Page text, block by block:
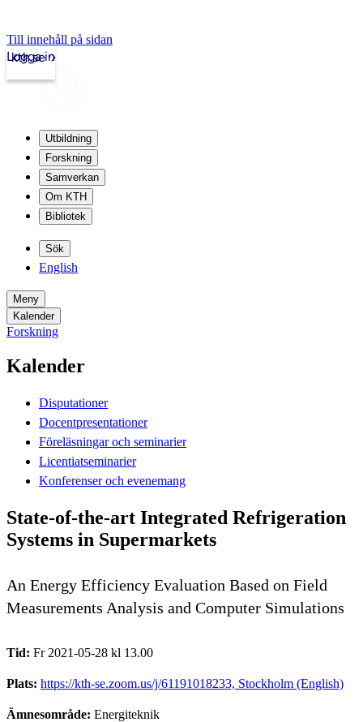
Till innehåll på sidan
kth.se
Logga in
Utbildning
Forskning
Samverkan
Om KTH
Bibliotek
Sök
English
Meny
Kalender
Forskning
Kalender
Disputationer
Docentpresentationer
Föreläsningar och seminarier
Licentiatseminarier
Konferenser och evenemang
State-of-the-art Integrated Refrigeration
Systems in Supermarkets
An Energy Efficiency Evaluation Based on Field
Measurements Analysis and Computer Simulations
Tid: Fr 2021-05-28 kl 13.00
Plats: https://kth-se.zoom.us/j/61191018233, Stockholm (English)
Ämnesområde: Energiteknik